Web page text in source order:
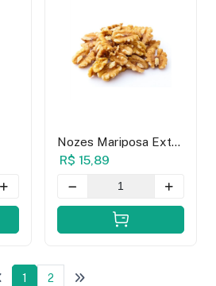
Nozes Mariposa Extra
- 100g
R$ 15,89
1 2